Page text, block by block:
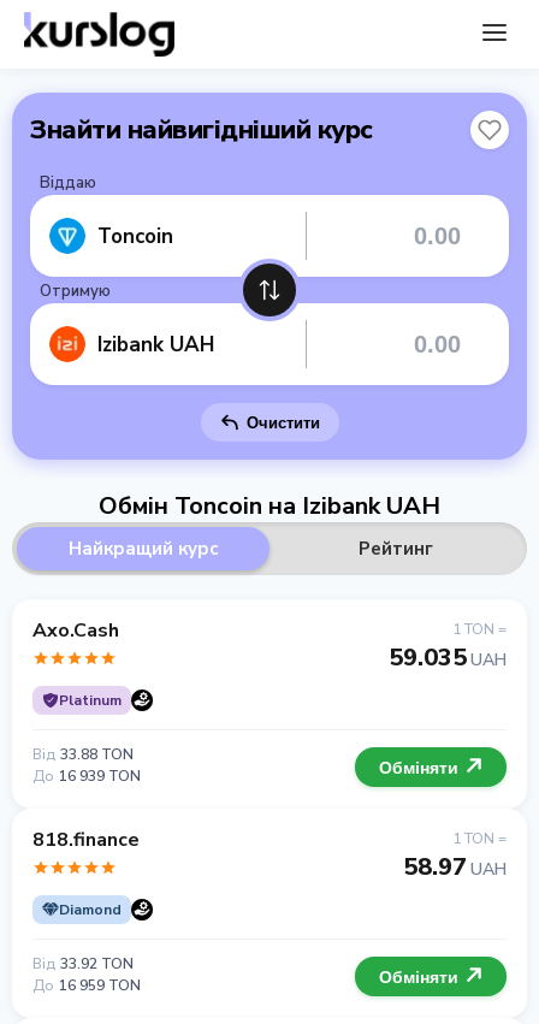
Знайти найвигідніший курс
Віддаю
Toncoin
Отримую
Izibank UAH
Очистити
Обмін Toncoin на Izibank UAH
Найкращий курс Рейтинг
Axo.Cash
Platinum
1 TON =
59.035UAH
Від 33.88 TON
До 16 939 TON Обміняти
818.finance
Diamond
1 TON =
58.97 UAH
Від 33.92 TON
До 16 959 TON Обміняти